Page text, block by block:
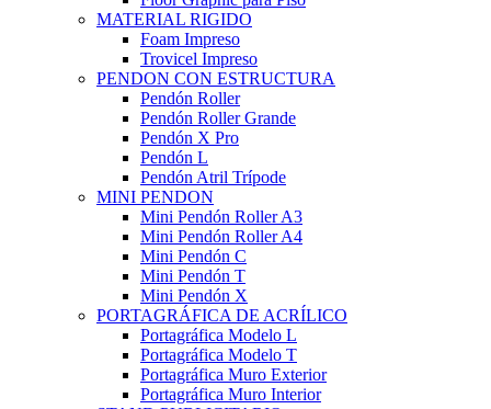
MATERIAL RIGIDO
Foam Impreso
Trovicel Impreso
PENDON CON ESTRUCTURA
Pendón Roller
Pendón Roller Grande
Pendón X Pro
Pendón L
Pendón Atril Trípode
MINI PENDON
Mini Pendón Roller A3
Mini Pendón Roller A4
Mini Pendón C
Mini Pendón T
Mini Pendón X
PORTAGRÁFICA DE ACRÍLICO
Portagráfica Modelo L
Portagráfica Modelo T
Portagráfica Muro Exterior
Portagráfica Muro Interior